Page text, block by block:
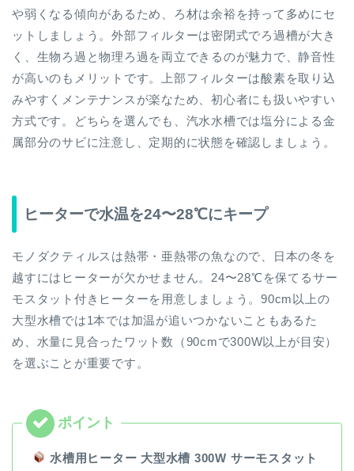
や弱くなる傾向があるため、ろ材は余裕を持って多めにセ
ットしましょう。外部フィルターは密閉式でろ過槽が大き
く、生物ろ過と物理ろ過を両立できるのが魅力で、静音性
が高いのもメリットです。上部フィルターは酸素を取り込
みやすくメンテナンスが楽なため、初心者にも扱いやすい
方式です。どちらを選んでも、汽水水槽では塩分による金
属部分のサビに注意し、定期的に状態を確認しましょう。
ヒーターで水温を24〜28℃にキープ
モノダクティルスは熱帯・亜熱帯の魚なので、日本の冬を
越すにはヒーターが欠かせません。24〜28℃を保てるサー
モスタット付きヒーターを用意しましょう。90cm以上の
大型水槽では1本では加温が追いつかないこともあるた
め、水量に見合ったワット数（90cmで300W以上が目安）
を選ぶことが重要です。
水槽用ヒーター 大型水槽 300W サーモスタット